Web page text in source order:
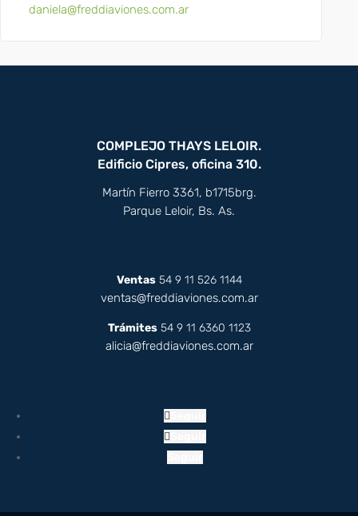
daniela@freddiaviones.com.ar
COMPLEJO THAYS LELOIR.
Edificio Cipres, oficina 310.
Martín Fierro 3361, b1715brg.
Parque Leloir, Bs. As.
Ventas54 9 11 526 1144
ventas@freddiaviones.com.ar
Trámites54 9 11 6360 1123
alicia@freddiaviones.com.ar